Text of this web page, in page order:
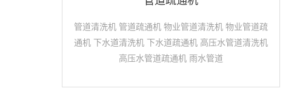
管道清洗机 管道疏通机 物业管道清洗机 物业管道疏
通机 下水道清洗机 下水道疏通机 高压水管道清洗机
高压水管道疏通机 雨水管道